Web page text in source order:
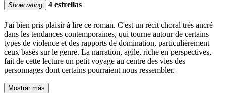
Show rating 4 estrellas
J'ai bien pris plaisir à lire ce roman. C'est un récit choral très ancré
dans les tendances contemporaines, qui tourne autour de certains
types de violence et des rapports de domination, particulièrement
ceux basés sur le genre. La narration, agile, riche en perspectives,
fait de cette lecture un petit voyage au centre des vies des
personnages dont certains pourraient nous ressembler.
Mostrar más